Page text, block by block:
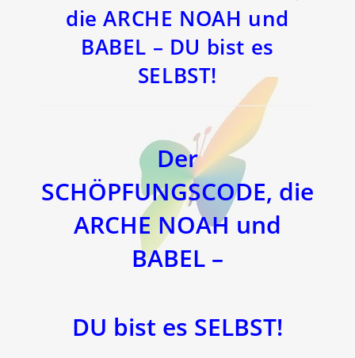
die ARCHE NOAH und
BABEL – DU bist es
SELBST!
Der
SCHÖPFUNGSCODE, die
ARCHE NOAH und
BABEL –
DU bist es SELBST!